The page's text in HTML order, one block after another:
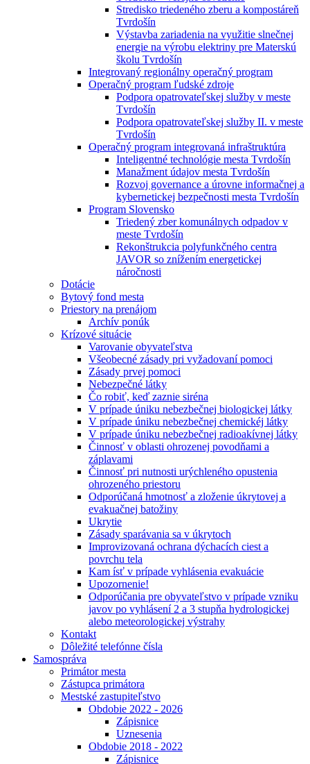
Stredisko triedeného zberu a kompostáreň
Tvrdošín
Výstavba zariadenia na využitie slnečnej
energie na výrobu elektriny pre Materskú
školu Tvrdošín
Integrovaný regionálny operačný program
Operačný program ľudské zdroje
Podpora opatrovateľskej služby v meste
Tvrdošín
Podpora opatrovateľskej služby II. v meste
Tvrdošín
Operačný program integrovaná infraštruktúra
Inteligentné technológie mesta Tvrdošín
Manažment údajov mesta Tvrdošín
Rozvoj governance a úrovne informačnej a
kybernetickej bezpečnosti mesta Tvrdošín
Program Slovensko
Triedený zber komunálnych odpadov v
meste Tvrdošín
Rekonštrukcia polyfunkčného centra
JAVOR so znížením energetickej
náročnosti
Dotácie
Bytový fond mesta
Priestory na prenájom
Archív ponúk
Krízové situácie
Varovanie obyvateľstva
Všeobecné zásady pri vyžadovaní pomoci
Zásady prvej pomoci
Nebezpečné látky
Čo robiť, keď zaznie siréna
V prípade úniku nebezbečnej biologickej látky
V prípade úniku nebezbečnej chemickéj látky
V prípade úniku nebezbečnej radioakívnej látky
Činnosť v oblasti ohrozenej povodňami a
záplavami
Činnosť pri nutnosti urýchleného opustenia
ohrozeného priestoru
Odporúčaná hmotnosť a zloženie úkrytovej a
evakuačnej batožiny
Ukrytie
Zásady sparávania sa v úkrytoch
Improvizovaná ochrana dýchacích ciest a
povrchu tela
Kam ísť v prípade vyhlásenia evakuácie
Upozornenie!
Odporúčania pre obyvateľstvo v prípade vzniku
javov po vyhlásení 2 a 3 stupňa hydrologickej
alebo meteorologickej výstrahy
Kontakt
Dôležité telefónne čísla
Samospráva
Primátor mesta
Zástupca primátora
Mestské zastupiteľstvo
Obdobie 2022 - 2026
Zápisnice
Uznesenia
Obdobie 2018 - 2022
Zápisnice